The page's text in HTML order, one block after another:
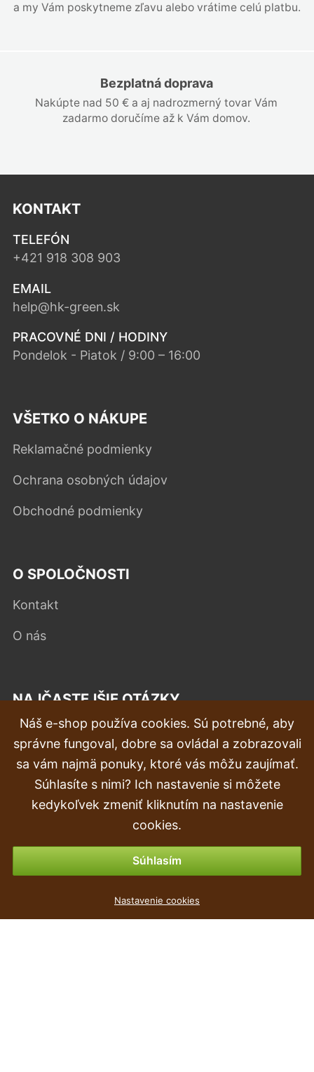
a my Vám poskytneme zľavu alebo vrátime celú platbu.
Bezplatná doprava
Nakúpte nad 50 € a aj nadrozmerný tovar Vám
zadarmo doručíme až k Vám domov.
KONTAKT
TELEFÓN
+421 918 308 903
EMAIL
help@hk-green.sk
PRACOVNÉ DNI / HODINY
Pondelok - Piatok / 9:00 – 16:00
VŠETKO O NÁKUPE
Reklamačné podmienky
Ochrana osobných údajov
Obchodné podmienky
O SPOLOČNOSTI
Kontakt
O nás
NAJČASTEJŠIE OTÁZKY
Reklamácia
Doprava a doručenie
Objednávka
Vrátenie tovaru & vrátenie peňazí
Náš e-shop používa cookies. Sú potrebné, aby
správne fungoval, dobre sa ovládal a zobrazovali
sa vám najmä ponuky, ktoré vás môžu zaujímať.
Súhlasíte s nimi? Ich nastavenie si môžete
kedykoľvek zmeniť kliknutím na nastavenie
cookies.
Súhlasím
Nastavenie cookies